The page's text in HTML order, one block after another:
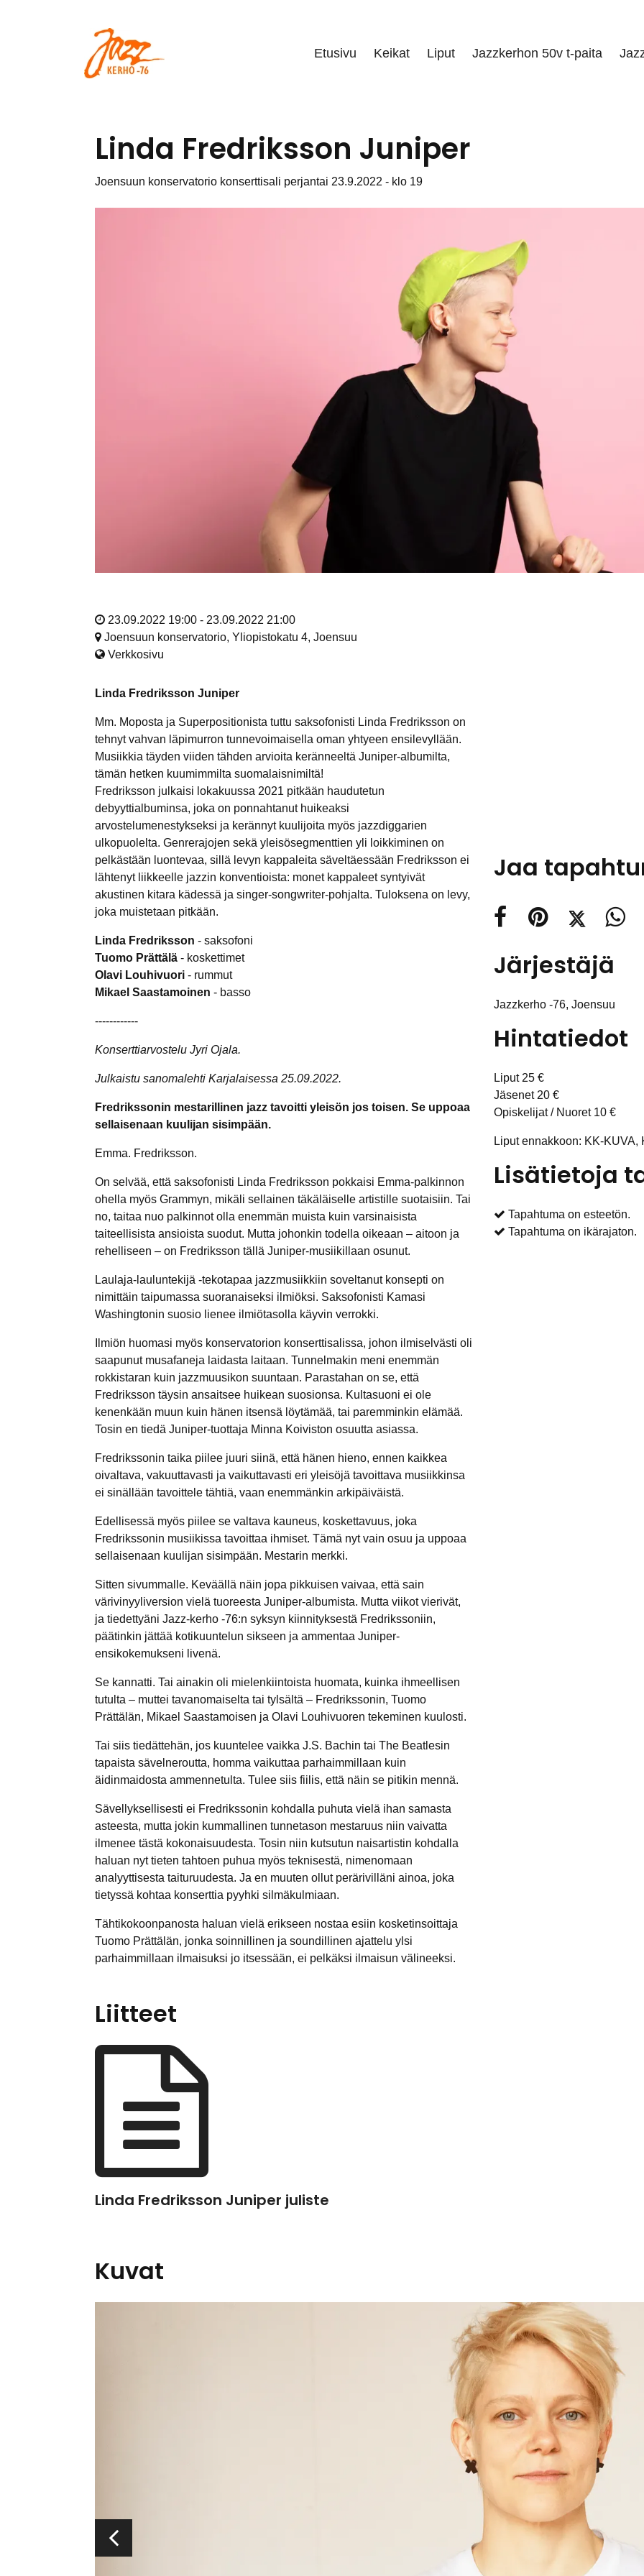
Etusivu Keikat Liput Jazzkerhon 50v t-paita
Linda Fredriksson Juniper
Joensuun konservatorio konserttisali perjantai 23.9.2022 - klo 19
23.09.2022 19:00 - 23.09.2022 21:00
Joensuun konservatorio, Yliopistokatu 4, Joensuu
Verkkosivu
Linda Fredriksson Juniper
Mm. Moposta ja Superpositionista tuttu saksofonisti Linda Fredriksson on
tehnyt vahvan läpimurron tunnevoimaisella oman yhtyeen ensilevyllään.
Musiikkia täyden viiden tähden arvioita keränneeltä Juniper-albumilta,
tämän hetken kuumimmilta suomalaisnimiltä!
Fredriksson julkaisi lokakuussa 2021 pitkään haudutetun
debyyttialbuminsa, joka on ponnahtanut huikeaksi
arvostelumenestykseksi ja kerännyt kuulijoita myös jazzdiggarien
ulkopuolelta. Genrerajojen sekä yleisösegmenttien yli loikkiminen on
pelkästään luontevaa, sillä levyn kappaleita säveltäessään Fredriksson ei
lähtenyt liikkeelle jazzin konventioista: monet kappaleet syntyivät
akustinen kitara kädessä ja singer-songwriter-pohjalta. Tuloksena on levy,
joka muistetaan pitkään.
Linda Fredriksson - saksofoni
Tuomo Prättälä - koskettimet
Olavi Louhivuori - rummut
Mikael Saastamoinen - basso
------------
Konserttiarvostelu Jyri Ojala.
Julkaistu sanomalehti Karjalaisessa 25.09.2022.
Fredrikssonin mestarillinen jazz tavoitti yleisön jos toisen. Se uppoaa
sellaisenaan kuulijan sisimpään.
Emma. Fredriksson.
On selvää, että saksofonisti Linda Fredriksson pokkaisi Emma-palkinnon
ohella myös Grammyn, mikäli sellainen täkäläiselle artistille suotaisiin. Tai
no, taitaa nuo palkinnot olla enemmän muista kuin varsinaisista
taiteellisista ansioista suodut. Mutta johonkin todella oikeaan – aitoon ja
rehelliseen – on Fredriksson tällä Juniper-musiikillaan osunut.
Laulaja-lauluntekijä -tekotapaa jazzmusiikkiin soveltanut konsepti on
nimittäin taipumassa suoranaiseksi ilmiöksi. Saksofonisti Kamasi
Washingtonin suosio lienee ilmiötasolla käyvin verrokki.
Ilmiön huomasi myös konservatorion konserttisalissa, johon ilmiselvästi oli
saapunut musafaneja laidasta laitaan. Tunnelmakin meni enemmän
rokkistaran kuin jazzmuusikon suuntaan. Parastahan on se, että
Fredriksson täysin ansaitsee huikean suosionsa. Kultasuoni ei ole
kenenkään muun kuin hänen itsensä löytämää, tai paremminkin elämää.
Tosin en tiedä Juniper-tuottaja Minna Koiviston osuutta asiassa.
Fredrikssonin taika piilee juuri siinä, että hänen hieno, ennen kaikkea
oivaltava, vakuuttavasti ja vaikuttavasti eri yleisöjä tavoittava musiikkinsa
ei sinällään tavoittele tähtiä, vaan enemmänkin arkipäiväistä.
Edellisessä myös piilee se valtava kauneus, koskettavuus, joka
Fredrikssonin musiikissa tavoittaa ihmiset. Tämä nyt vain osuu ja uppoaa
sellaisenaan kuulijan sisimpään. Mestarin merkki.
Sitten sivummalle. Keväällä näin jopa pikkuisen vaivaa, että sain
värivinyyliversion vielä tuoreesta Juniper-albumista. Mutta viikot vierivät,
ja tiedettyäni Jazz-kerho -76:n syksyn kiinnityksestä Fredrikssoniin,
päätinkin jättää kotikuuntelun sikseen ja ammentaa Juniper-
ensikokemukseni livenä.
Se kannatti. Tai ainakin oli mielenkiintoista huomata, kuinka ihmeellisen
tutulta – muttei tavanomaiselta tai tylsältä – Fredrikssonin, Tuomo
Prättälän, Mikael Saastamoisen ja Olavi Louhivuoren tekeminen kuulosti.
Tai siis tiedättehän, jos kuuntelee vaikka J.S. Bachin tai The Beatlesin
tapaista sävelneroutta, homma vaikuttaa parhaimmillaan kuin
äidinmaidosta ammennetulta. Tulee siis fiilis, että näin se pitikin mennä.
Sävellyksellisesti ei Fredrikssonin kohdalla puhuta vielä ihan samasta
asteesta, mutta jokin kummallinen tunnetason mestaruus niin vaivatta
ilmenee tästä kokonaisuudesta. Tosin niin kutsutun naisartistin kohdalla
haluan nyt tieten tahtoen puhua myös teknisestä, nimenomaan
analyyttisesta taituruudesta. Ja en muuten ollut perärivilläni ainoa, joka
tietyssä kohtaa konserttia pyyhki silmäkulmiaan.
Tähtikokoonpanosta haluan vielä erikseen nostaa esiin kosketinsoittaja
Tuomo Prättälän, jonka soinnillinen ja soundillinen ajattelu ylsi
parhaimmillaan ilmaisuksi jo itsessään, ei pelkäksi ilmaisun välineeksi.
Jaa
Järjestäjä
Jazzkerho -76, Joensuu
Hintatiedot
Liput 25 €
Jäsenet 20 €
Opiskelijat / Nuoret 10 €
Liput ennakkoon: KK-KUVA,
Lisätietoja
Tapahtuma on esteetön.
Tapahtuma on ikärajaton.
Liitteet
Linda Fredriksson Juniper juliste
Kuvat